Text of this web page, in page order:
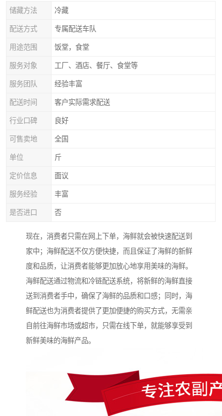
储藏方法 冷藏
配送方式 专属配送车队
用途范围 饭堂，食堂
服务对象 工厂、酒店、餐厅、食堂等
服务团队 经验丰富
配送时间 客户实际需求配送
行业口碑 良好
可售卖地 全国
单位 斤
定价信息 面议
服务经验 丰富
是否进口 否
现在，消费者只需在网上下单，海鲜就会被快速配送到
家中；海鲜配送不仅方便快捷，而且保证了海鲜的新鲜
度和品质，让消费者能够更加放心地享用美味的海鲜。
海鲜配送通过物流和冷链配送系统，将新鲜的海鲜直接
送到消费者手中，确保了海鲜的品质和口感；同时，海
鲜配送也为消费者提供了更加便捷的购买方式，无需亲
自前往海鲜市场或超市，只需在线下单，就能够享受到
新鲜美味的海鲜产品。